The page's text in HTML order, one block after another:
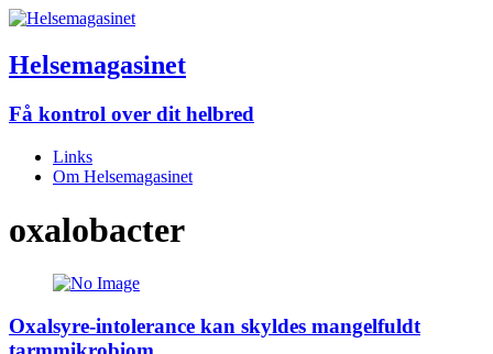
Helsemagasinet
Få kontrol over dit helbred
Links
Om Helsemagasinet
oxalobacter
Oxalsyre-intolerance kan skyldes mangelfuldt